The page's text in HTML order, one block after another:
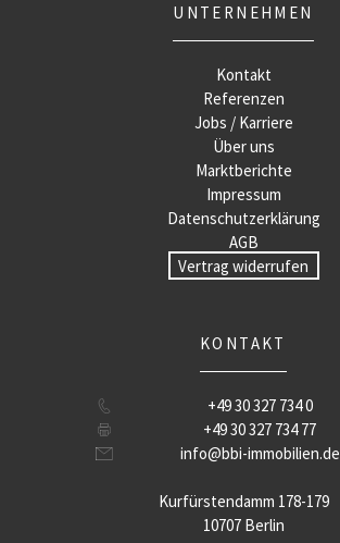
UNTERNEHMEN
Kontakt
Referenzen
Jobs / Karriere
Über uns
Marktberichte
Impressum
Datenschutzerklärung
AGB
Vertrag widerrufen
KONTAKT
+49 30 327 734 0
+49 30 327 734 77
info@bbi-immobilien.de
Kurfürstendamm 178-179
10707 Berlin